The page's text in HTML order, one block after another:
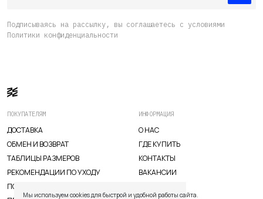
TELEGRAM
ДОСТАВКА ОБМЕН И ВОЗВРАТ ТАБЛИЦЫ РАЗМЕРОВ
ПОКУПАТЕЛЯМ
ДОСТАВКА
ОБМЕН И ВОЗВРАТ
ТАБЛИЦЫ РАЗМЕРОВ
РЕКОМЕНДАЦИИ ПО УХОДУ
ПОЛИТИКА КАЧЕСТВА
ИНФОРМАЦИЯ
О НАС
ГДЕ КУПИТЬ
КОНТАКТЫ
ВАКАНСИИ
Подписываясь на рассылку, вы соглашаетесь с условиями
Политики конфиденциальности
Мы используем cookies для быстрой и удобной работы сайта.